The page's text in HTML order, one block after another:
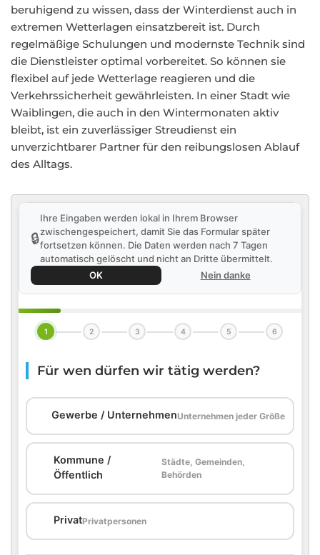
beruhigend zu wissen, dass der Winterdienst auch in
extremen Wetterlagen einsatzbereit ist. Durch
regelmäßige Schulungen und modernste Technik sind
die Dienstleister optimal vorbereitet. So können sie
flexibel auf jede Wetterlage reagieren und die
Verkehrssicherheit gewährleisten. In einer Stadt wie
Waiblingen, die auch in den Wintermonaten aktiv
bleibt, ist ein zuverlässiger Streudienst ein
unverzichtbarer Partner für den reibungslosen Ablauf
des Alltags.
🔒
Ihre Eingaben werden lokal in Ihrem Browser
zwischengespeichert, damit Sie das Formular später
fortsetzen können. Die Daten werden nach 7 Tagen
automatisch gelöscht und nicht an Dritte übermittelt.
OK
Nein danke
1 2 3 4 5 6
Für wen dürfen wir tätig werden?
Gewerbe / UnternehmenUnternehmen jeder Größe
Kommune /
Öffentlich
Städte, Gemeinden,
Behörden
PrivatPrivatpersonen